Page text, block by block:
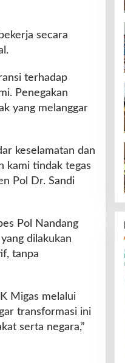
secara
terhadap
Penegakan
yang melanggar
keselamatan dan
kami tindak tegas
Pol Dr. Sandi
Pol Nandang
dilakukan
tanpa
Migas melalui
transformasi ini
serta negara,”